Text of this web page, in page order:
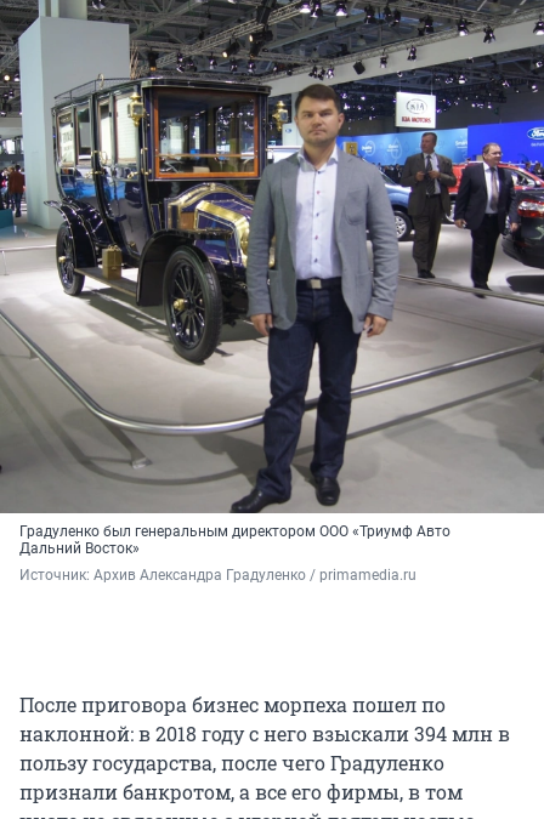
Градуленко был генеральным директором ООО «Триумф Авто
Дальний Восток»
Источник: Архив Александра Градуленко / primamedia.ru
После приговора бизнес морпеха пошел по
наклонной: в 2018 году с него взыскали 394 млн в
пользу государства, после чего Градуленко
признали банкротом, а все его фирмы, в том